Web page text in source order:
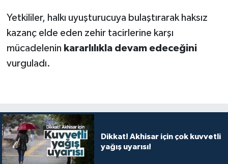
Yetkililer, halkı uyuşturucuya bulaştırarak haksız
kazanç elde eden zehir tacirlerine karşı
mücadelenin kararlılıkla devam edeceğini
vurguladı.
Dikkat! Akhisar için çok kuvvetli
yağış uyarısı!